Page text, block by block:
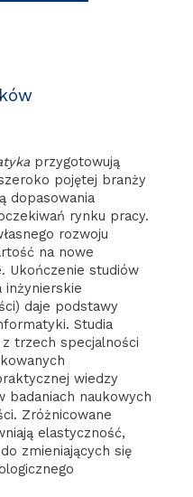
przygotowują
pojętej branży
dopasowania
rynku pracy.
rozwoju
na nowe
Ukończenie studiów
inżynierskie
daje podstawy
Studia
trzech specjalności
wiedzy
badaniach naukowych
Zróżnicowane
elastyczność,
zmieniających się